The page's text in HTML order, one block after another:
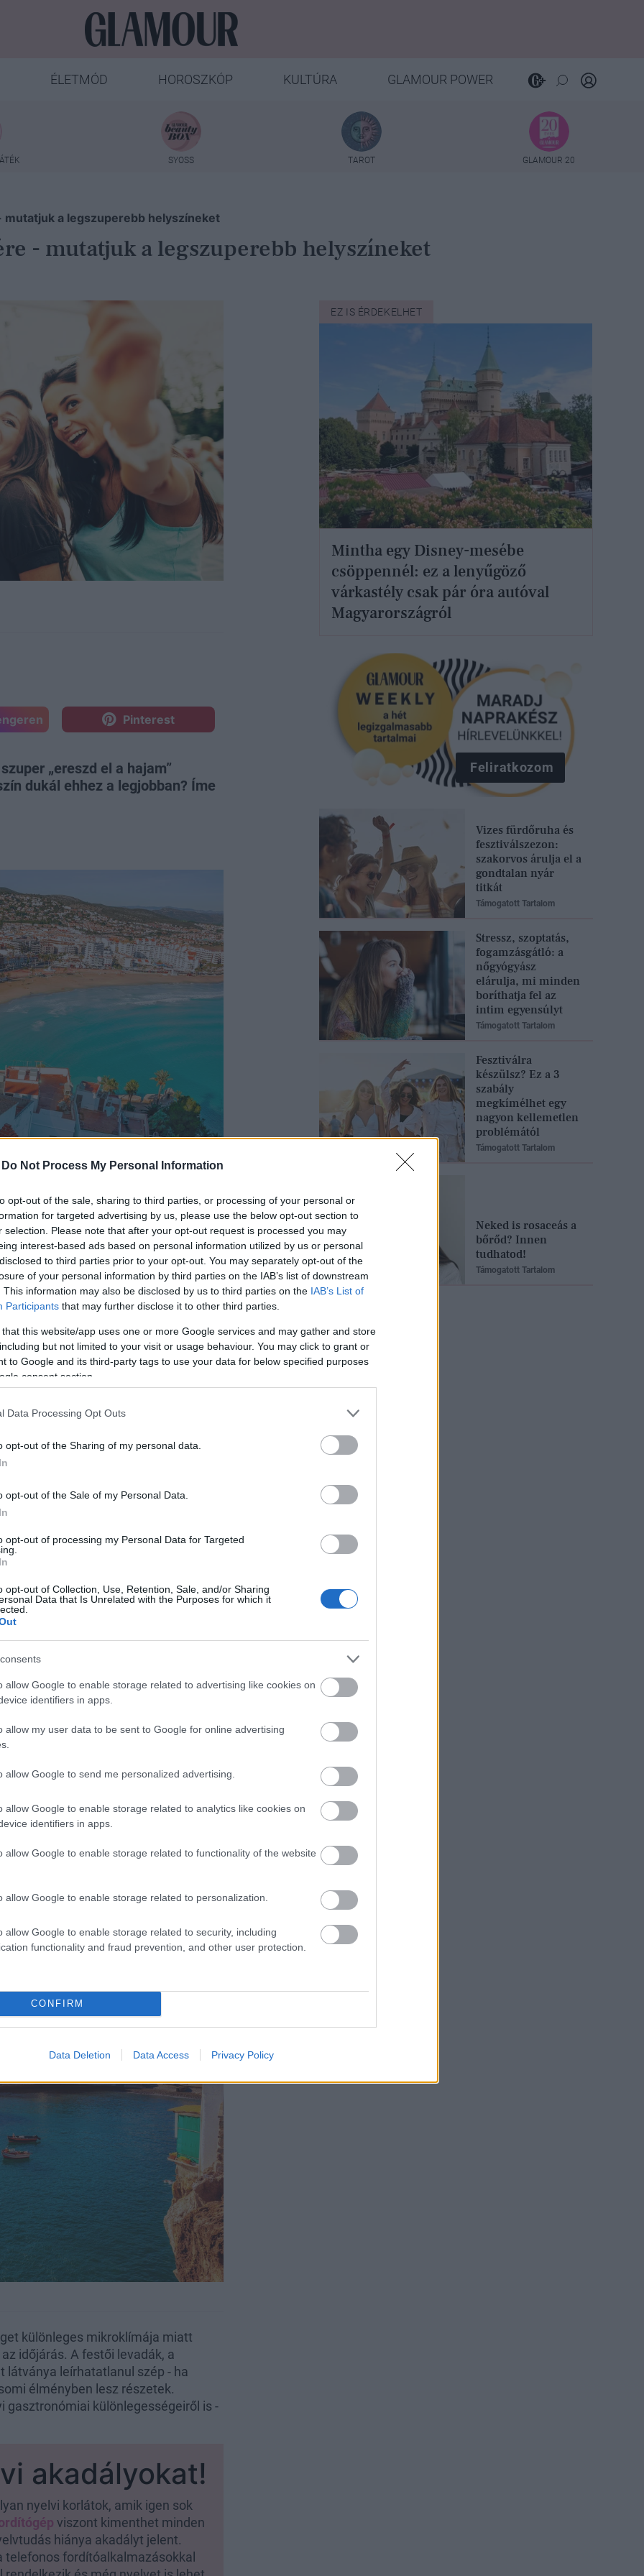
Do Not Process My Personal Information
opt-out of the sale, sharing to third parties, or processing of your personal or
for targeted advertising by us, please use the below opt-out section to
selection. Please note that after your opt-out request is processed you may
interest-based ads based on personal information utilized by us or personal
to third parties prior to your opt-out. You may separately opt-out of the
of your personal information by third parties on the IAB’s list of downstream
This information may also be disclosed by us to third parties on the IAB’s List of
Participants that may further disclose it to other third parties.
that this website/app uses one or more Google services and may gather and store
but not limited to your visit or usage behaviour. You may click to grant or
to Google and its third-party tags to use your data for below specified purposes
consent section.
Data Processing Opt Outs
opt-out of the Sharing of my personal data.
opt-out of the Sale of my Personal Data.
opt-out of processing my Personal Data for Targeted
opt-out of Collection, Use, Retention, Sale, and/or Sharing
Data that Is Unrelated with the Purposes for which it
allow Google to enable storage related to advertising like cookies on
identifiers in apps.
allow my user data to be sent to Google for online advertising
allow Google to send me personalized advertising.
allow Google to enable storage related to analytics like cookies on
identifiers in apps.
allow Google to enable storage related to functionality of the website
allow Google to enable storage related to personalization.
allow Google to enable storage related to security, including
functionality and fraud prevention, and other user protection.
CONFIRM
Data Deletion Data Access Privacy Policy
ÉLETMÓD HOROSZKÓP KULTÚRA GLAMOUR POWER
SYOSS TAROT GLAMOUR 20
a legszuperebb helyszíneket
- mutatjuk a legszuperebb helyszíneket
EZ IS ÉRDEKELHET
Mintha egy Disney-mesébe
csöppennél: ez a lenyűgöző
várkastély csak pár óra autóval
Magyarországról
Pinterest
„ereszd el a hajam”
dukál ehhez a legjobban? Íme
és kötetlen szórakozás - szóval
egy gyönyörű város Spanyolország
köztük a modern
olyan hely, ahol még a központi
érte, ami nem is csoda, hisz az
árusok és gasztronómia
izgalmas élmény vár rátok.
örökségeit, nézzétek meg a
életét, kóstoljátok meg a
mentalitását! Londonban
különleges mikroklímája miatt
időjárás. A festői levadák, a
látványa leírhatatlanul szép - ha
élményben lesz részetek.
gasztronómiai különlegességeiről is -
akadályokat!
nyelvi korlátok, amik igen sok
viszont kimenthet minden
hiánya akadályt jelent.
telefonos fordítóalkalmazásokkal
Feliratkozom
Vizes fürdőruha és
fesztiválszezon:
szakorvos árulja el a
gondtalan nyár
titkát
Támogatott Tartalom
Stressz, szoptatás,
fogamzásgátló: a
nőgyógyász
elárulja, mi minden
boríthatja fel az
intim egyensúlyt
Támogatott Tartalom
Fesztiválra
készülsz? Ez a 3
szabály
megkímélhet egy
nagyon kellemetlen
problémától
Támogatott Tartalom
Neked is rosaceás a
bőrőd? Innen
tudhatod!
Támogatott Tartalom